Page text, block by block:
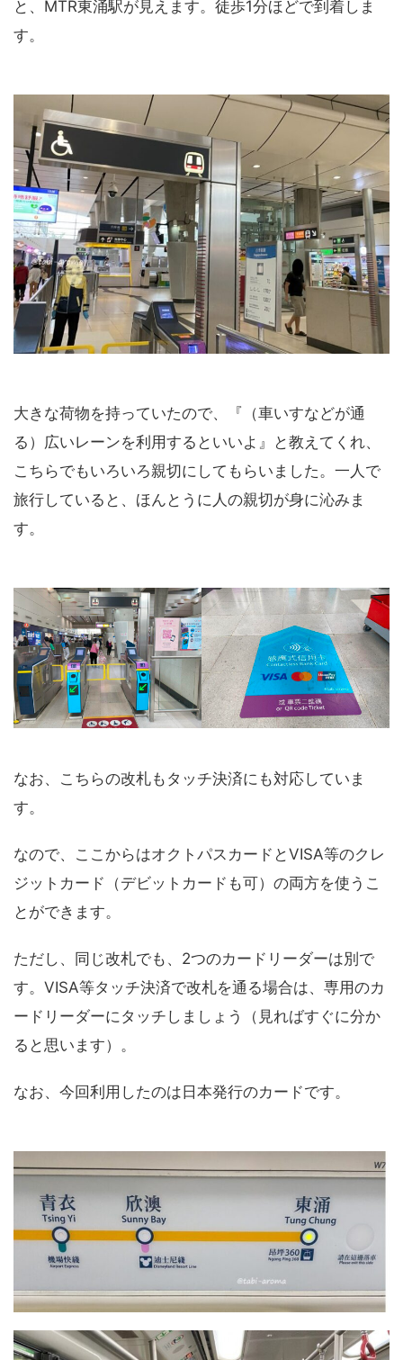
と、MTR東涌駅が見えます。徒歩1分ほどで到着しま
す。
大きな荷物を持っていたので、『（車いすなどが通
る）広いレーンを利用するといいよ』と教えてくれ、
こちらでもいろいろ親切にしてもらいました。一人で
旅行していると、ほんとうに人の親切が身に沁みま
す。
なお、こちらの改札もタッチ決済にも対応していま
す。
なので、ここからはオクトパスカードとVISA等のクレ
ジットカード（デビットカードも可）の両方を使うこ
とができます。
ただし、同じ改札でも、2つのカードリーダーは別で
す。VISA等タッチ決済で改札を通る場合は、専用のカ
ードリーダーにタッチしましょう（見ればすぐに分か
ると思います）。
なお、今回利用したのは日本発行のカードです。